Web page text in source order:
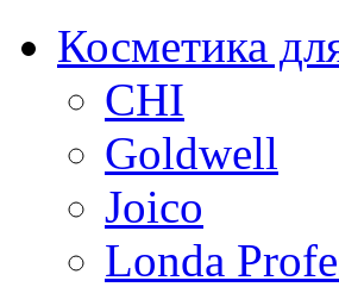
Косметика
CHI
Goldwell
Joico
Londa